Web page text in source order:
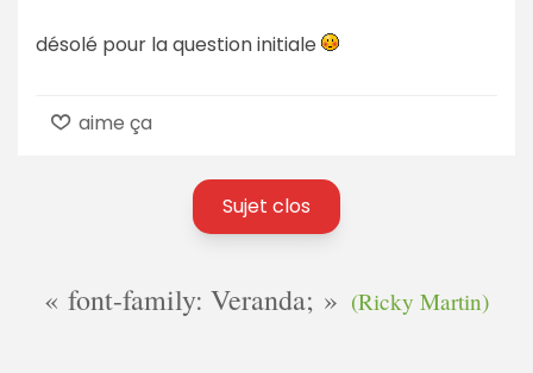
désolé pour la question initiale
aime ça
Sujet clos
font-family: Veranda; (Ricky Martin)